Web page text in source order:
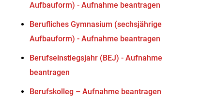
Aufbauform) - Aufnahme beantragen
Berufliches Gymnasium (sechsjährige
Aufbauform) - Aufnahme beantragen
Berufseinstiegsjahr (BEJ) - Aufnahme
beantragen
Berufskolleg – Aufnahme beantragen